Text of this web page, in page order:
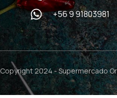
+56 9 91803981
Copyright 2024 -Supermercado